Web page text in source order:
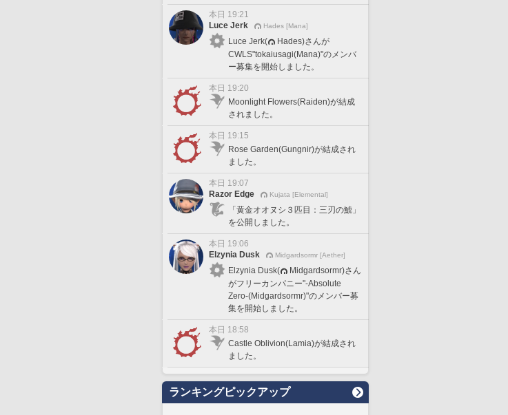
本日 19:21
Luce Jerk
Hades [Mana]
Luce Jerk(
Hades)さんが
CWLS"tokaiusagi(Mana)"のメンバ
ー募集を開始しました。
本日 19:20
Moonlight Flowers(Raiden)が結成
されました。
本日 19:15
Rose Garden(Gungnir)が結成され
ました。
本日 19:07
Razor Edge
Kujata [Elemental]
「黄金オオヌシ３匹目：三刃の鯱」
を公開しました。
本日 19:06
Elzynia Dusk
Midgardsormr [Aether]
Elzynia Dusk(
Midgardsormr)さん
がフリーカンパニー"-Absolute
Zero-(Midgardsormr)"のメンバー募
集を開始しました。
本日 18:58
Castle Oblivion(Lamia)が結成され
ました。
ランキングピックアップ